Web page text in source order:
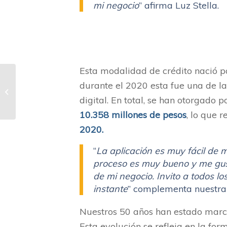
mi negocio” afirma Luz Stella.
Esta modalidad de crédito nació
durante el 2020 esta fue una de
digital. En total, se han otorgado
10.358 millones de pesos, lo que
2020.
“La aplicación es muy fácil de
proceso es muy bueno y me
de mi negocio. Invito a todos
instante” complementa
Nuestros 50 años han estado
Manos que siembran